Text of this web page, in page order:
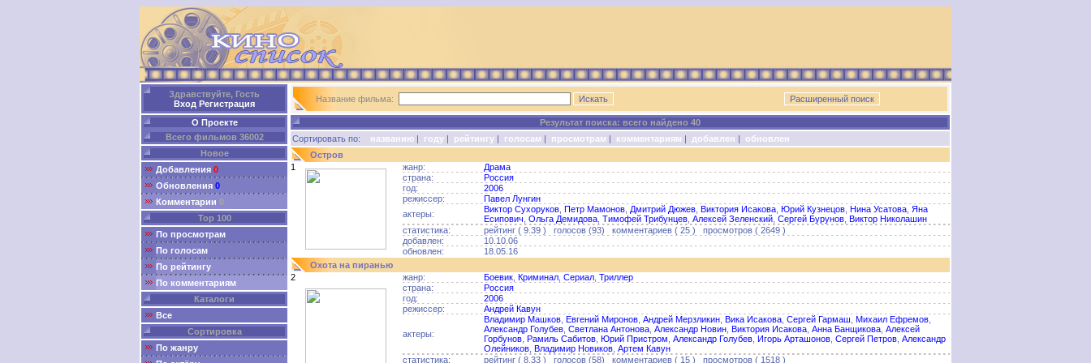
Здравствуйте, Гость
Вход Регистрация
О Проекте
Всего фильмов 36002
Новое
Добавления 0
Обновления 0
Комментарии 0
Top 100
По просмотрам
По голосам
По рейтингу
По комментариям
Каталоги
Все
Сортировка
По жанру
Название фильма:
Результат поиска: всего найдено 40
Сортировать по: названию | году | рейтингу | голосам | просмотрам | комментариям | добавлен | обновлен
Остров
1
жанр:
Драма
страна:
Россия
год:
2006
режиссер:
Павел Лунгин
актеры:
Виктор Сухоруков Петр Мамонов Дмитрий Дюжев Виктория Исакова Юрий Кузнецов Нина Усатова Яна
Есипович Ольга Демидова Тимофей Трибунцев Алексей Зеленский Сергей Бурунов Виктор Николашин
статистика:
рейтинг ( 9.39 ) голосов (93) комментариев ( 25 ) просмотров ( 2649 )
добавлен:
10.10.06
обновлен:
18.05.16
Охота на пиранью
2
жанр: Боевик Криминал Сериал Триллер
страна:
Россия
год:
2006
режиссер:
Андрей Кавун
актеры:
Владимир Машков Евгений Миронов Андрей Мерзликин Вика Исакова Сергей Гармаш Михаил Ефремов
Александр Голубев Светлана Антонова Александр Новин Виктория Исакова Анна Банщикова Алексей
Горбунов Рамиль Сабитов Юрий Пристром Александр Голубев Игорь Арташонов Сергей Петров Александр
Олейников Владимир Новиков Артем Кавун
статистика:
рейтинг ( 8.33 ) голосов (58) комментариев ( 15 ) просмотров ( 1518 )